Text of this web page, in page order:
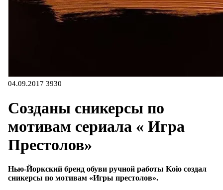
04.09.2017 3930
Созданы сникерсы по
мотивам сериала « Игра
Престолов»
Нью-Йоркский бренд обуви ручной работы Koio создал
сникерсы по мотивам «Игры престолов».